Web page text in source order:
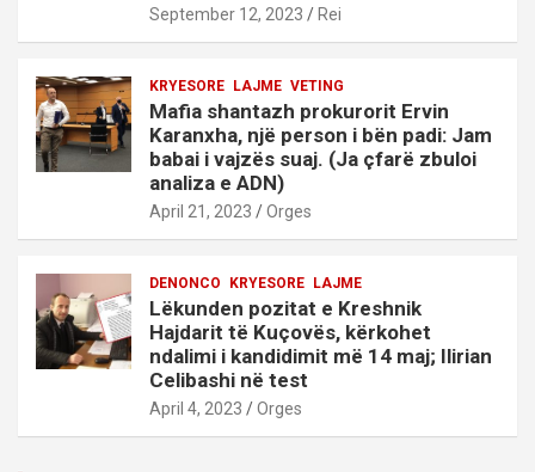
September 12, 2023 Rei
KRYESORE LAJME VETING
Mafia shantazh prokurorit Ervin
Karanxha, një person i bën padi: Jam
babai i vajzës suaj. (Ja çfarë zbuloi
analiza e ADN)
April 21, 2023 Orges
DENONCO KRYESORE LAJME
Lëkunden pozitat e Kreshnik
Hajdarit të Kuçovës, kërkohet
ndalimi i kandidimit më 14 maj; Ilirian
Celibashi në test
April 4, 2023 Orges